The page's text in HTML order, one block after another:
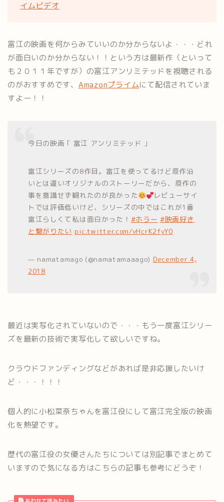
イムビデオ
富江の映画を何からみていいのか分からないよ・・・どれ
が面白いのか分からない！！という方は最新作（といって
も２０１１年ですが）の富江アンリミテッドを視聴される
のがおすすめです、 Amazonプライムにて配信されていま
すよー！！
今日の映画 ｢ 富江 アンリミテッド ｣
富江シリーズの8作目。富江を使ってるけど原作沿
いとは違いオリジナルのストーリーだから、原作の
事を意識せず観れたのが良かった
レビューサイ
トでは評価低いけど、シリーズの中ではこれが1番
富江らしくて私は面白かった！ #ホラー #映画好き
と繋がりたい pic.twitter.com/vHcrK2fyY0
— namatamago (@namatamaaago) December 4,
2018
最近は実写化されていないので・・・もう一度富江シリー
ズを最新の技術で実写化して欲しいですね。
クラウドファンディングなどがあれば是非応援したいけ
ど・・・！！！
個人的に小松菜奈ちゃんを富江役にして富江完全版の映画
化を熱望です。
歴代の富江役の女優さんたちについては別記事でまとめて
いますので気になる方はこちらの記事も参考にどうぞ！